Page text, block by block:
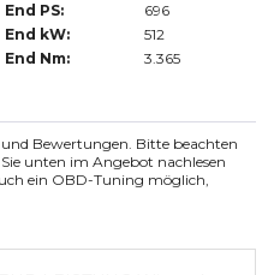
End PS:
696
End kW:
512
End Nm:
3.365
Bewertungen. Bitte beachten
unten im Angebot nachlesen
ein OBD-Tuning möglich,